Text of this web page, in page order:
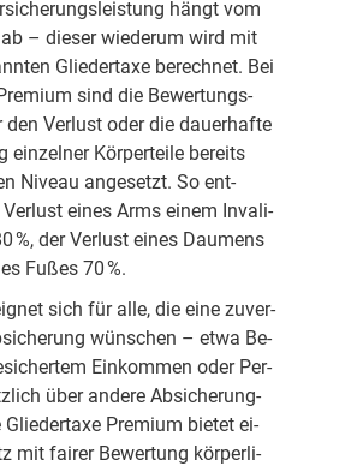
hängt vom
– die­ser wie­der­um wird mit
Glie­der­ta­xe be­rech­net. Bei
sind die Be­wer­tungs­
Ver­lust oder die dau­er­haf­te
ein­zel­ner Kör­per­tei­le be­reits
Ni­veau an­ge­setzt. So ent­
ei­nes Arms ei­nem In­va­li­
%, der Ver­lust ei­nes Dau­mens
Fußes 70 %.
sich für al­le, die eine zu­ver­
wün­schen – et­wa Be­
Ein­kom­men oder Per­
über an­de­re Ab­si­che­rung­
Glie­der­ta­xe Pre­mi­um bie­tet ei­
mit fai­rer Be­wer­tung kör­per­li­